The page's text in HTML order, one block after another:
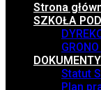
Strona
SZKOŁA
Statut
Plan